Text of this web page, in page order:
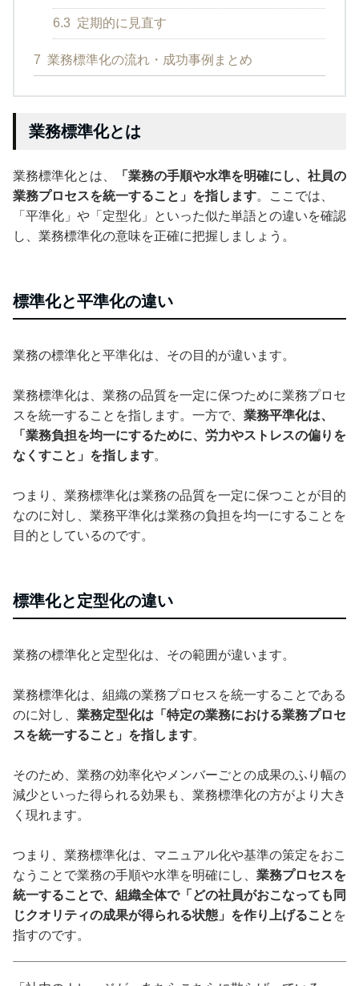
6.3 定期的に見直す
7 業務標準化の流れ・成功事例まとめ
業務標準化とは
業務標準化とは、
「業務の手順や水準を明確にし、社員の
業務プロセスを統一すること」を指します。ここでは、
「平準化」や「定型化」といった似た単語との違いを確認
し、業務標準化の意味を正確に把握しましょう。
標準化と平準化の違い
業務の標準化と平準化は、その目的が違います。
業務標準化は、業務の品質を一定に保つために業務プロセ
スを統一することを指します。一方で、 業務平準化は、
「業務負担を均一にするために、労力やストレスの偏りを
なくすこと」を指します。
つまり、業務標準化は業務の品質を一定に保つことが目的
なのに対し、業務平準化は業務の負担を均一にすることを
目的としているのです。
標準化と定型化の違い
業務の標準化と定型化は、その範囲が違います。
業務標準化は、組織の業務プロセスを統一することである
のに対し、 業務定型化は「特定の業務における業務プロセ
スを統一すること」を指します。
そのため、業務の効率化やメンバーごとの成果のふり幅の
減少といった得られる効果も、業務標準化の方がより大き
く現れます。
つまり、業務標準化は、マニュアル化や基準の策定をおこ
なうことで業務の手順や水準を明確にし、 業務プロセスを
統一することで、組織全体で「どの社員がおこなっても同
じクオリティの成果が得られる状態」を作り上げること を
指すのです。